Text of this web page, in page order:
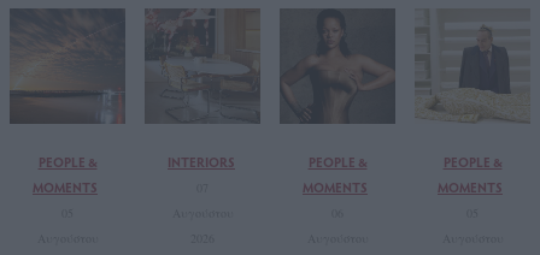
PEOPLE &
MOMENTS
INTERIORS
PEOPLE &
MOMENTS
PEOPLE &
MOMENTS